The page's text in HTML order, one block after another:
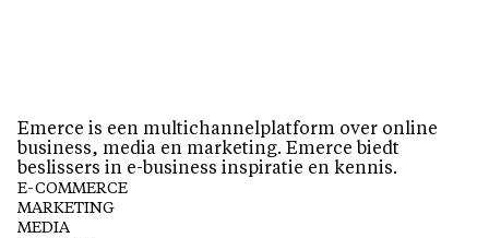
Emerce is een multichannelplatform over online
business, media en marketing. Emerce biedt
beslissers in e-business inspiratie en kennis.
E-COMMERCE
MARKETING
MEDIA